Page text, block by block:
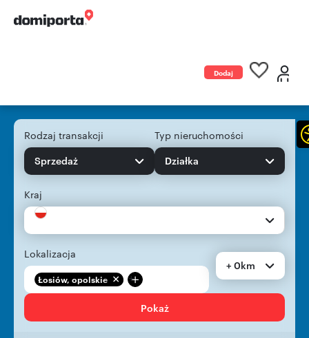
Dodaj
Rodzaj transakcji
Sprzedaż
Typ nieruchomości
Działka
Kraj
Lokalizacja
Łosiów, opolskie +
+ 0km
Pokaż